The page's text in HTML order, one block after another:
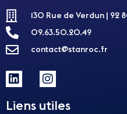
130 Rue de Verdun | 92
09.63.50.20.49
contact@stanroc.fr
Liens utiles